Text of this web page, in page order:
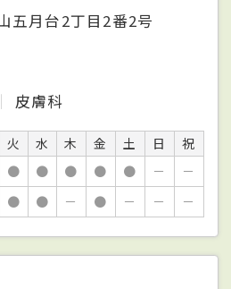
五月台2丁目2番2号
皮膚科
火 水 木 金 土 日
祝
● ● ● ● ● －
－
● ● － ● － － －